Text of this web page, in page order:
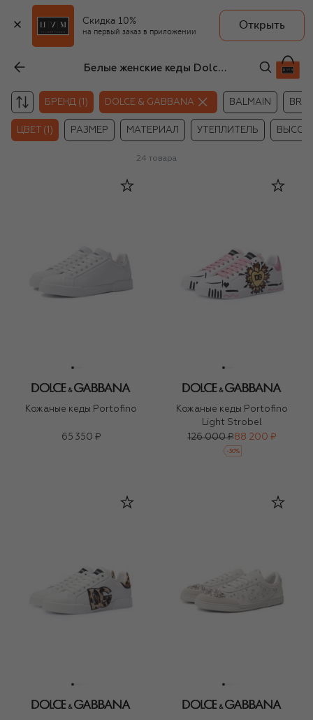
Скидка 10%
на первый заказ в приложении
Открыть
Белые женские кеды Dolce & Gabbana
БРЕНД (1) DOLCE & GABBANA BALMAIN
ЦВЕТ (1) РАЗМЕР МАТЕРИАЛ УТЕПЛИТЕЛЬ
24 товара
Кожаные кеды Portofino
65 350 ₽
Кожаные кеды Portofino
Light Strobel
126 000 ₽88 200 ₽
-30%